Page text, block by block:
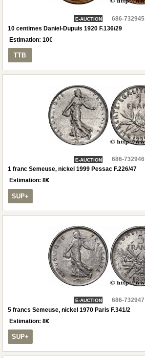
E-AUCTION
686-732945
10 centimes Daniel-Dupuis 1920 F.136/29
Estimation: 10€
TTB
E-AUCTION
686-732946
1 franc Semeuse, nickel 1999 Pessac F.226/47
Estimation: 8€
SUP+
E-AUCTION
686-732947
5 francs Semeuse, nickel 1970 Paris F.341/2
Estimation: 8€
SUP+